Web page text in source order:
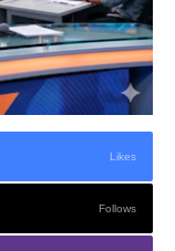
Likes
Follows